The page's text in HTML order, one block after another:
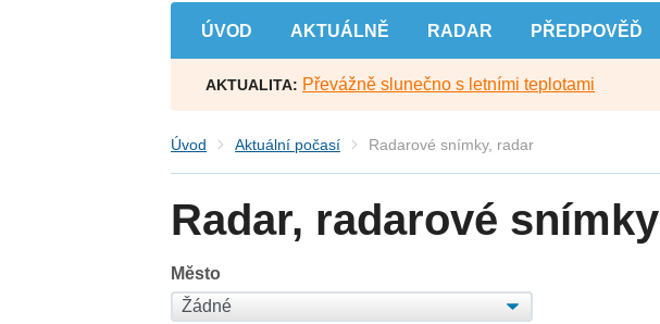
ÚVOD AKTUÁLNĚ RADAR PŘEDPOVĚĎ
AKTUALITA: Převážně slunečno s letními teplotami
Úvod Aktuální počasí Radarové snímky, radar
Radar, radarové snímky
Město